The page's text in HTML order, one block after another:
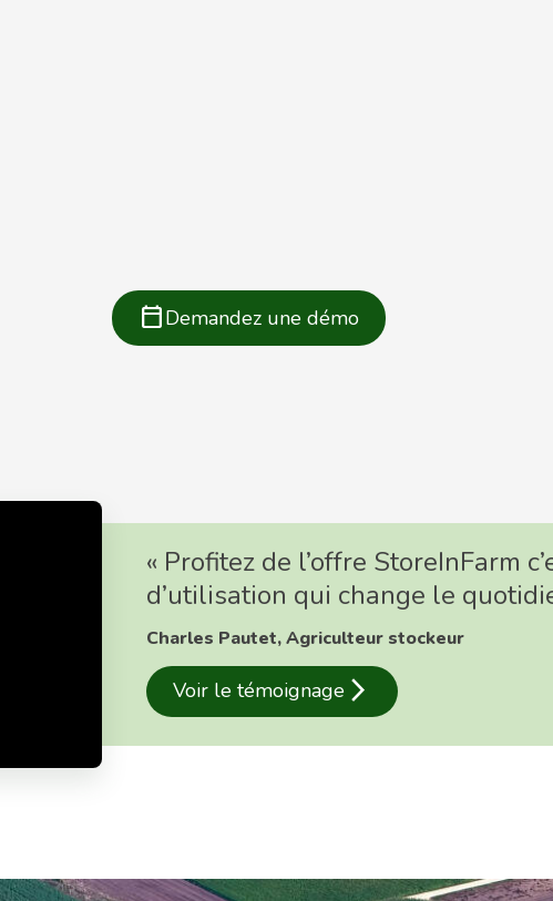
calendar_todayDemandez une démo
« Profitez de l’offre StoreInFarm
d’utilisation qui change le
Charles Pautet, Agriculteur stockeur
Voir le témoignage arrow_forward_ios